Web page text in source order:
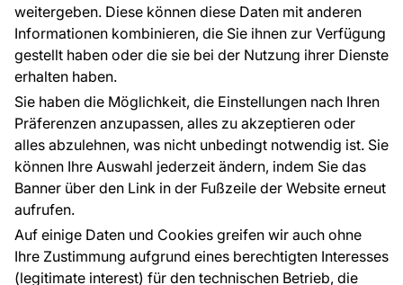
weitergeben. Diese können diese Daten mit anderen
Informationen kombinieren, die Sie ihnen zur Verfügung
gestellt haben oder die sie bei der Nutzung ihrer Dienste
erhalten haben.
Sie haben die Möglichkeit, die Einstellungen nach Ihren
Präferenzen anzupassen, alles zu akzeptieren oder
alles abzulehnen, was nicht unbedingt notwendig ist. Sie
können Ihre Auswahl jederzeit ändern, indem Sie das
Banner über den Link in der Fußzeile der Website erneut
aufrufen.
Auf einige Daten und Cookies greifen wir auch ohne
Ihre Zustimmung aufgrund eines berechtigten Interesses
(legitimate interest) für den technischen Betrieb, die
Kontakt
Haben Sie Fragen? Wir helfen Ihnen gerne weiter
und beraten Sie persönlich.
+49 781 95633072
service@tapeteneshop.de
Zahlungsarten:
Die Zahlungen werden geleistet von: